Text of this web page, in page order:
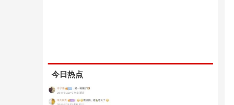
今日热点